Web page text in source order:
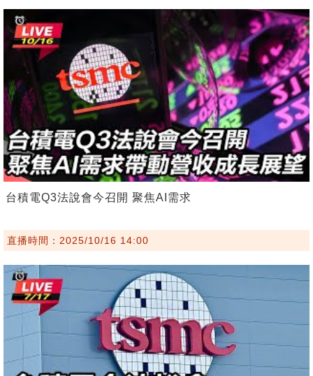
台積電Q3法說會今召開 聚焦AI需求
直播時間：2025/10/16 14:00